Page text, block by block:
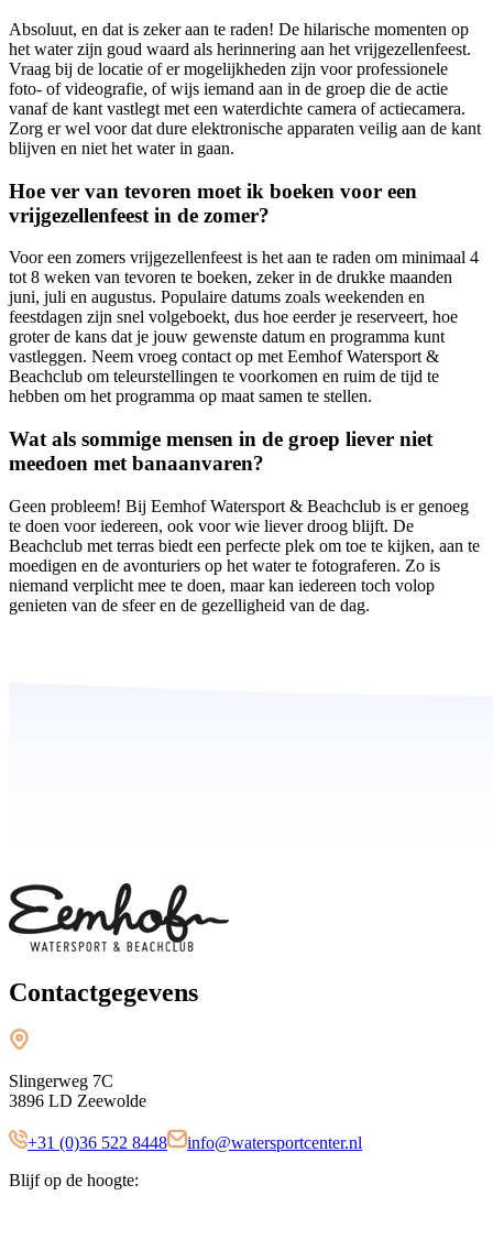
Absoluut, en dat is zeker aan te raden! De hilarische momenten op
het water zijn goud waard als herinnering aan het vrijgezellenfeest.
Vraag bij de locatie of er mogelijkheden zijn voor professionele
foto- of videografie, of wijs iemand aan in de groep die de actie
vanaf de kant vastlegt met een waterdichte camera of actiecamera.
Zorg er wel voor dat dure elektronische apparaten veilig aan de kant
blijven en niet het water in gaan.
Hoe ver van tevoren moet ik boeken voor een
vrijgezellenfeest in de zomer?
Voor een zomers vrijgezellenfeest is het aan te raden om minimaal 4
tot 8 weken van tevoren te boeken, zeker in de drukke maanden
juni, juli en augustus. Populaire datums zoals weekenden en
feestdagen zijn snel volgeboekt, dus hoe eerder je reserveert, hoe
groter de kans dat je jouw gewenste datum en programma kunt
vastleggen. Neem vroeg contact op met Eemhof Watersport &
Beachclub om teleurstellingen te voorkomen en ruim de tijd te
hebben om het programma op maat samen te stellen.
Wat als sommige mensen in de groep liever niet
meedoen met banaanvaren?
Geen probleem! Bij Eemhof Watersport & Beachclub is er genoeg
te doen voor iedereen, ook voor wie liever droog blijft. De
Beachclub met terras biedt een perfecte plek om toe te kijken, aan te
moedigen en de avonturiers op het water te fotograferen. Zo is
niemand verplicht mee te doen, maar kan iedereen toch volop
genieten van de sfeer en de gezelligheid van de dag.
Contactgegevens
Slingerweg 7C
3896 LD Zeewolde
+31 (0)36 522 8448
info@watersportcenter.nl
Blijf op de hoogte: